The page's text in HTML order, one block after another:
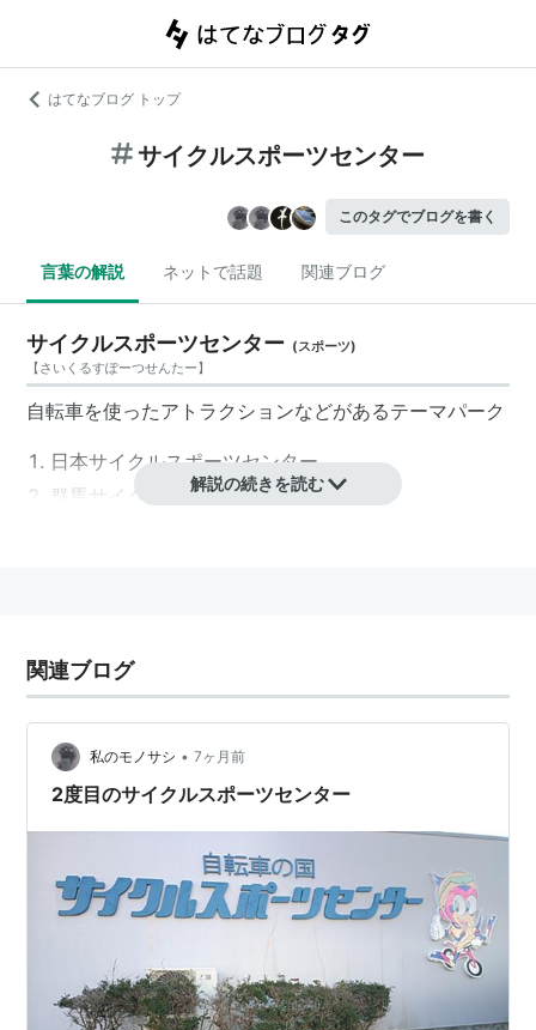
はてなブログ トップ
サイクルスポーツセンター
このタグでブログを書く
言葉の解説 ネットで話題 関連ブログ
サイクルスポーツセンター (スポーツ)
【さいくるすぽーつせんたー】
自転車を使ったアトラクションなどがあるテーマパーク
日本サイクルスポーツセンター
群馬サイクルスポーツセンター
解説の続きを読む
関連ブログ
私のモノサシ • 7ヶ月前
2度目のサイクルスポーツセンター